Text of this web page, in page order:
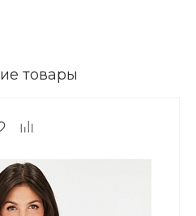
товары